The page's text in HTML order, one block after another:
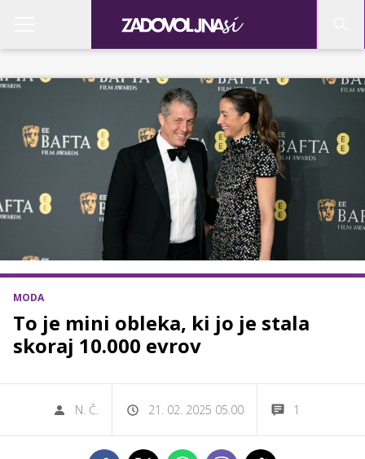
MODA
To je mini obleka, ki jo je stala
skoraj 10.000 evrov
N. Č. 21. 02. 2025 05.00 1